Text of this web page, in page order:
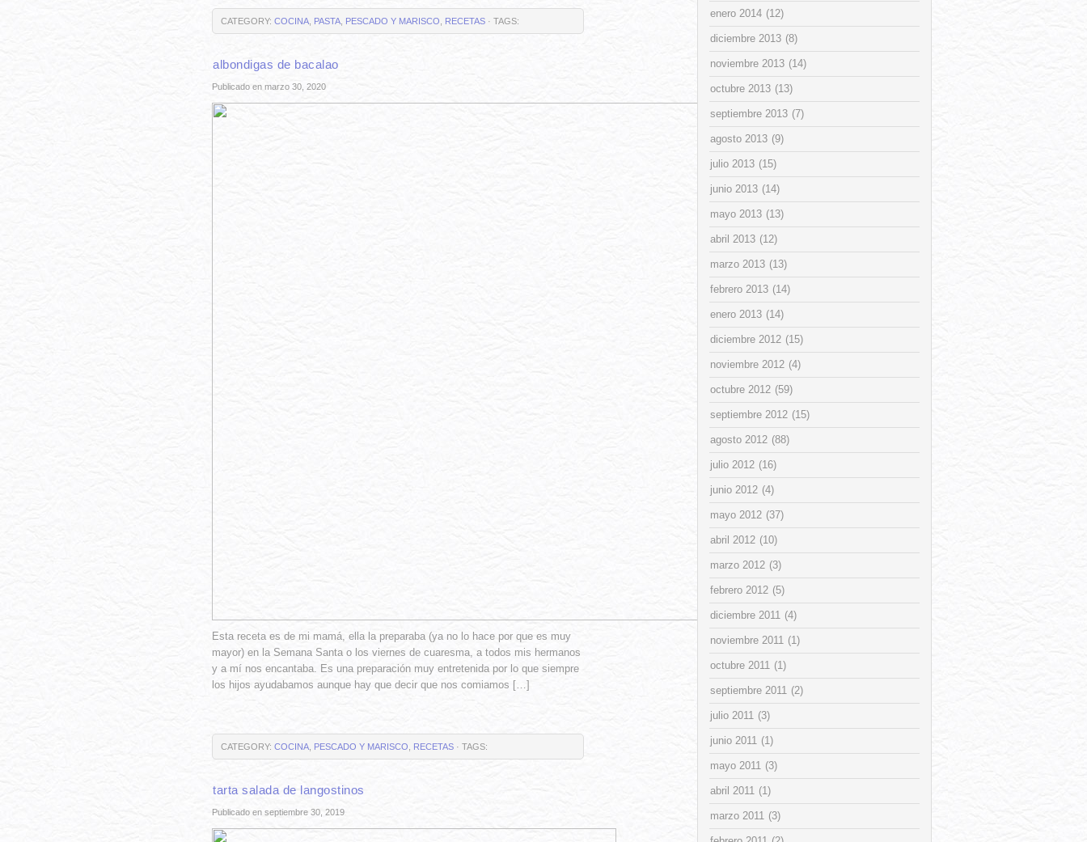
CATEGORY: COCINA PASTA PESCADO Y MARISCO RECETAS · TAGS:
albondigas de bacalao
Publicado en marzo 30, 2020
Esta receta es de mi mamá, ella la preparaba (ya no lo hace por que es muy
mayor) en la Semana Santa o los viernes de cuaresma, a todos mis hermanos
y a mí nos encantaba. Es una preparación muy entretenida por lo que siempre
los hijos ayudabamos aunque hay que decir que nos comiamos […]
CATEGORY: COCINA PESCADO Y MARISCO RECETAS · TAGS:
tarta salada de langostinos
Publicado en septiembre 30, 2019
enero 2014 (12)
diciembre 2013 (8)
noviembre 2013 (14)
octubre 2013 (13)
septiembre 2013 (7)
agosto 2013 (9)
julio 2013 (15)
junio 2013 (14)
mayo 2013 (13)
abril 2013 (12)
marzo 2013 (13)
febrero 2013 (14)
enero 2013 (14)
diciembre 2012 (15)
noviembre 2012 (4)
octubre 2012 (59)
septiembre 2012 (15)
agosto 2012 (88)
julio 2012 (16)
junio 2012 (4)
mayo 2012 (37)
abril 2012 (10)
marzo 2012 (3)
febrero 2012 (5)
diciembre 2011 (4)
noviembre 2011 (1)
octubre 2011 (1)
septiembre 2011 (2)
julio 2011 (3)
junio 2011 (1)
mayo 2011 (3)
abril 2011 (1)
marzo 2011 (3)